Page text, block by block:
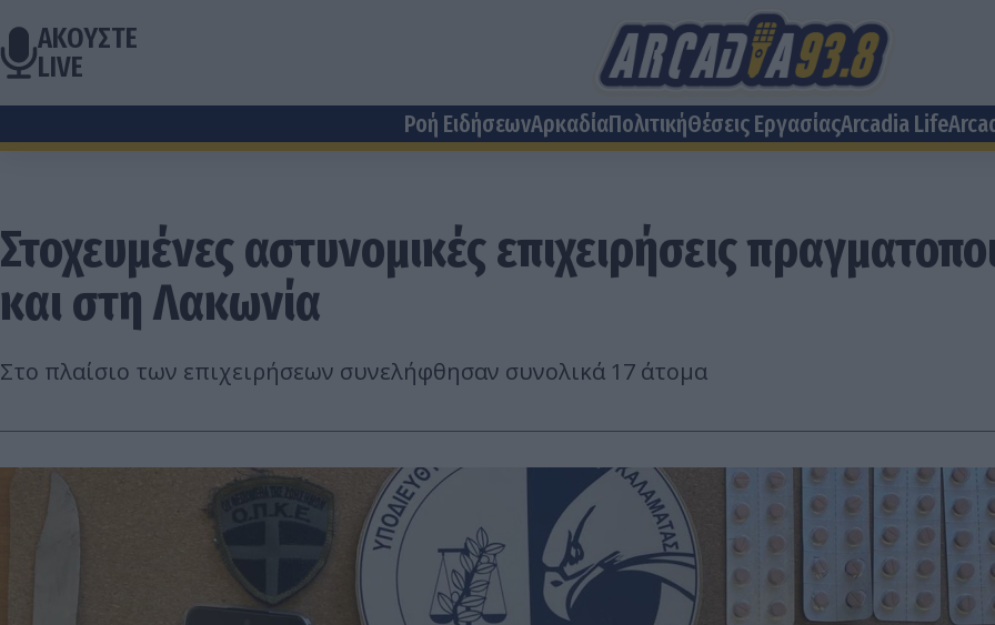
ΑΚΟΥΣΤΕ
LIVE
Ροή ΕιδήσεωνΑρκαδίαΠολιτικήΘέσεις EργασίαςArcadia Life
Στοχευμένες αστυνομικές επιχειρήσεις
και στη Λακωνία
Στο πλαίσιο των επιχειρήσεων συνελήφθησαν συνολικά 17 άτομα